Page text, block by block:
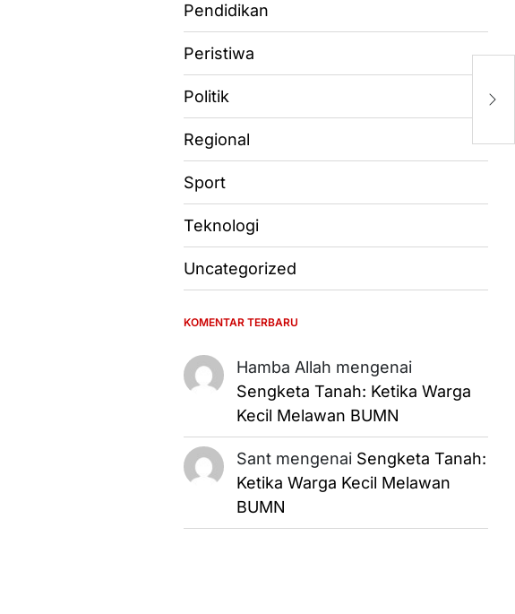
Pendidikan
Peristiwa
Politik
Regional
Sport
Teknologi
Uncategorized
KOMENTAR TERBARU
Hamba Allah mengenai
Sengketa Tanah: Ketika Warga
Kecil Melawan BUMN
Santmengenai Sengketa Tanah:
Ketika Warga Kecil Melawan
BUMN